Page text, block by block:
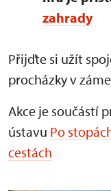
zahrady
Přijďte si užít
procházky v
Akce je součástí
ústavu Po
cestách